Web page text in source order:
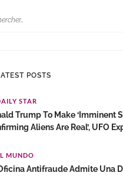
POSTS
STAR
Trump To Make ‘imminent
Aliens Are Real’, UFO
MUNDO
Antifraude Admite Una